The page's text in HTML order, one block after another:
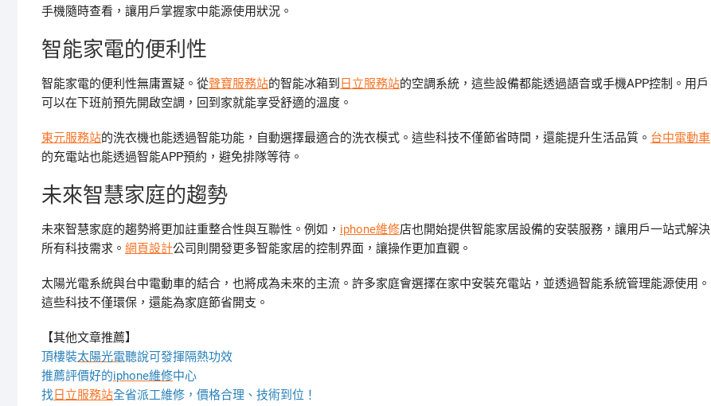
手機隨時查看，讓用戶掌握家中能源使用狀況。
智能家電的便利性
智能家電的便利性無庸置疑。從聲寶服務站的智能冰箱到 日立服務站的空調系統，這些設備都能透過語音或手機APP控制。用戶
可以在下班前預先開啟空調，回到家就能享受舒適的溫度。
東元服務站的洗衣機也能透過智能功能，自動選擇最適合的洗衣模式。這些科技不僅節省時間，還能提升生活品質。 台中電動車
的充電站也能透過智能APP預約，避免排隊等待。
未來智慧家庭的趨勢
未來智慧家庭的趨勢將更加註重整合性與互聯性。例如， iphone維修店也開始提供智能家居設備的安裝服務，讓用戶一站式解決
所有科技需求。 網頁設計公司則開發更多智能家居的控制界面，讓操作更加直觀。
太陽光電系統與台中電動車的結合，也將成為未來的主流。許多家庭會選擇在家中安裝充電站，並透過智能系統管理能源使用。
這些科技不僅環保，還能為家庭節省開支。
【其他文章推薦】
頂樓裝太陽光電聽說可發揮隔熱功效
推薦評價好的iphone維修中心
找日立服務站全省派工維修，價格合理、技術到位！